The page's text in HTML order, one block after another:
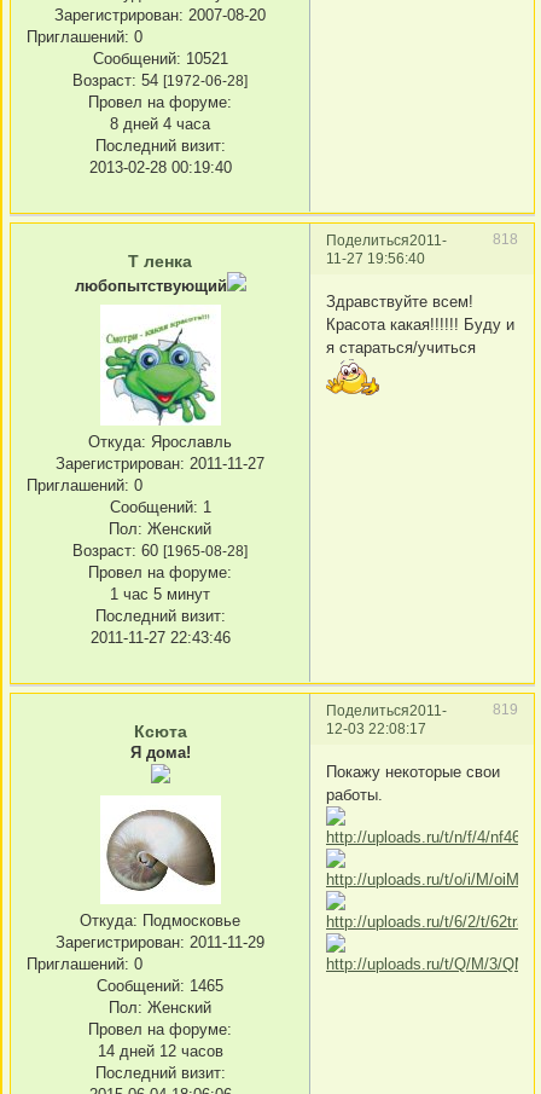
Зарегистрирован: 2007-08-20
Приглашений: 0
Сообщений: 10521
Возраст: 54 [1972-06-28]
Провел на форуме:
8 дней 4 часа
Последний визит:
2013-02-28 00:19:40
Поделиться 818
2011-
11-27 19:56:40
T ленка
любопытствующий
Откуда: Ярославль
Зарегистрирован: 2011-11-27
Приглашений: 0
Сообщений: 1
Пол: Женский
Возраст: 60 [1965-08-28]
Провел на форуме:
1 час 5 минут
Последний визит:
2011-11-27 22:43:46
Здравствуйте всем!
Красота какая!!!!!! Буду и
я стараться/учиться
Поделиться 819
2011-
12-03 22:08:17
Ксюта
Я дома!
Откуда: Подмосковье
Зарегистрирован: 2011-11-29
Приглашений: 0
Сообщений: 1465
Пол: Женский
Провел на форуме:
14 дней 12 часов
Последний визит:
Покажу некоторые свои
работы.